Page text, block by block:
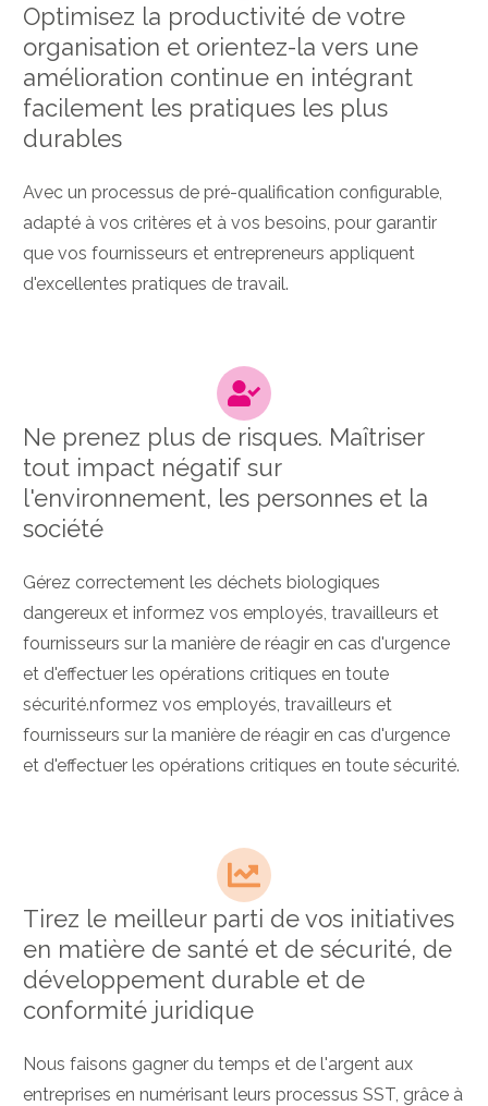
Optimisez la productivité de votre
organisation et orientez-la vers une
amélioration continue en intégrant
facilement les pratiques les plus
durables
Avec un processus de pré-qualification configurable,
adapté à vos critères et à vos besoins, pour garantir
que vos fournisseurs et entrepreneurs appliquent
d'excellentes pratiques de travail.
Ne prenez plus de risques. Maîtriser
tout impact négatif sur
l'environnement, les personnes et la
société
Gérez correctement les déchets biologiques
dangereux et informez vos employés, travailleurs et
fournisseurs sur la manière de réagir en cas d'urgence
et d'effectuer les opérations critiques en toute
sécurité.nformez vos employés, travailleurs et
fournisseurs sur la manière de réagir en cas d'urgence
et d'effectuer les opérations critiques en toute sécurité.
Tirez le meilleur parti de vos initiatives
en matière de santé et de sécurité, de
développement durable et de
conformité juridique
Nous faisons gagner du temps et de l'argent aux
entreprises en numérisant leurs processus SST, grâce à